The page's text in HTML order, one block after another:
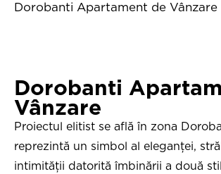
Dorobanti Apartament de Vânzare
Dorobanti
Vânzare
Proiectul elitist se află în zona
reprezintă un simbol al eleganței,
intimității datorită îmbinării a două